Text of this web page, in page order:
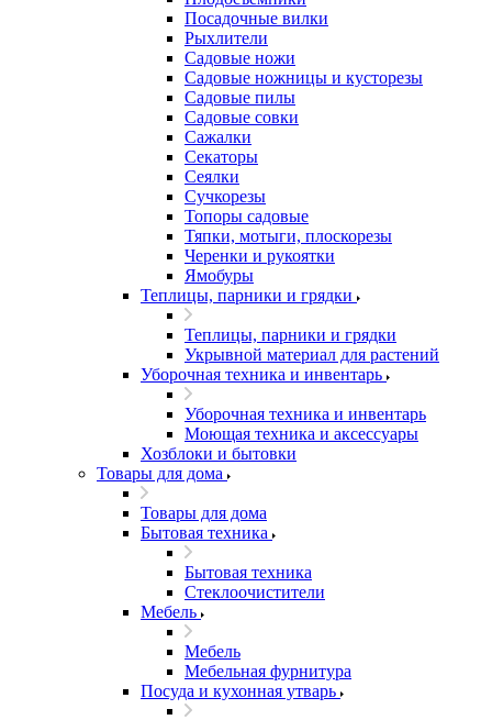
Посадочные вилки
Рыхлители
Садовые ножи
Садовые ножницы и кусторезы
Садовые пилы
Садовые совки
Сажалки
Секаторы
Сеялки
Сучкорезы
Топоры садовые
Тяпки, мотыги, плоскорезы
Черенки и рукоятки
Ямобуры
Теплицы, парники и грядки
Теплицы, парники и грядки
Укрывной материал для растений
Уборочная техника и инвентарь
Уборочная техника и инвентарь
Моющая техника и аксессуары
Хозблоки и бытовки
Товары для дома
Товары для дома
Бытовая техника
Бытовая техника
Стеклоочистители
Мебель
Мебель
Мебельная фурнитура
Посуда и кухонная утварь